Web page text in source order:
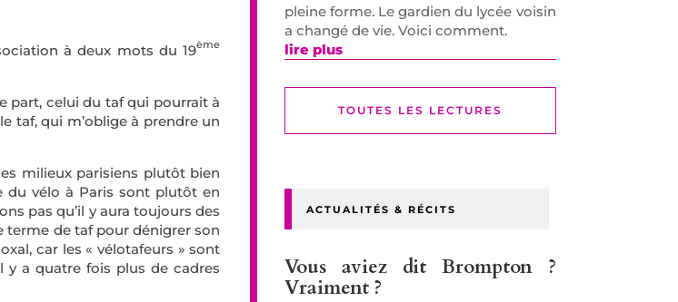
à deux mots du 19ème
part, celui du taf qui pourrait à
taf, qui m’oblige à prendre un
milieux parisiens plutôt bien
du vélo à Paris sont plutôt en
pas qu’il y aura toujours des
terme de taf pour dénigrer son
car les « vélotafeurs » sont
y a quatre fois plus de cadres
pleine forme. Le gardien du lycée voisin
a changé de vie. Voici comment.
lire plus
TOUTES LES LECTURES
ACTUALITÉS & RÉCITS
Vous aviez dit Brompton ?
Vraiment ?